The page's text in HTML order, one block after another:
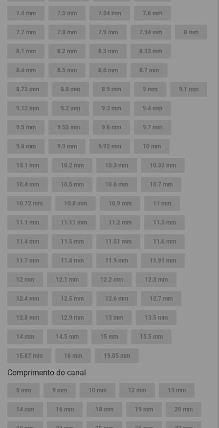
7.4 mm 7.5 mm 7.54 mm 7.6 mm
7.7 mm 7.8 mm 7.9 mm 7.94 mm 8 mm
8.1 mm 8.2 mm 8.3 mm 8.33 mm
8.4 mm 8.5 mm 8.6 mm 8.7 mm
8.73 mm 8.8 mm 8.9 mm 9 mm 9.1 mm
9.13 mm 9.2 mm 9.3 mm 9.4 mm
9.5 mm 9.52 mm 9.6 mm 9.7 mm
9.8 mm 9.9 mm 9.92 mm 10 mm
10.1 mm 10.2 mm 10.3 mm 10.32 mm
10.4 mm 10.5 mm 10.6 mm 10.7 mm
10.72 mm 10.8 mm 10.9 mm 11 mm
11.1 mm 11.11 mm 11.2 mm 11.3 mm
11.4 mm 11.5 mm 11.51 mm 11.6 mm
11.7 mm 11.8 mm 11.9 mm 11.91 mm
12 mm 12.1 mm 12.2 mm 12.3 mm
12.4 mm 12.5 mm 12.6 mm 12.7 mm
12.8 mm 12.9 mm 13 mm 13.5 mm
14 mm 14.5 mm 15 mm 15.5 mm
15.87 mm 16 mm 19.05 mm
Comprimento do canal
5 mm 9 mm 10 mm 12 mm 13 mm
14 mm 16 mm 18 mm 19 mm 20 mm